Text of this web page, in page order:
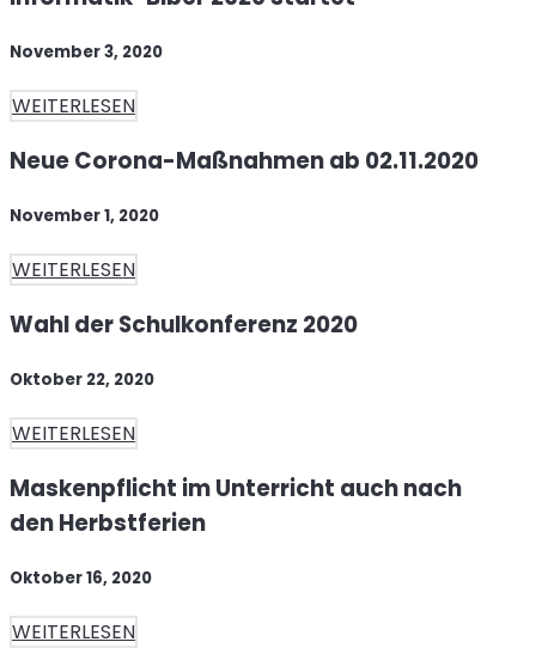
November 3, 2020
WEITERLESEN
Neue Corona-Maßnahmen ab 02.11.2020
November 1, 2020
WEITERLESEN
Wahl der Schulkonferenz 2020
Oktober 22, 2020
WEITERLESEN
Maskenpflicht im Unterricht auch nach
den Herbstferien
Oktober 16, 2020
WEITERLESEN